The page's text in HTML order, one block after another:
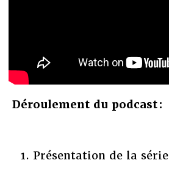
Déroulement du podcast :
Présentation de la série